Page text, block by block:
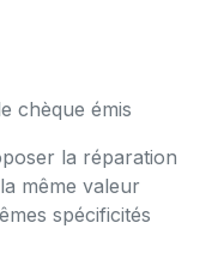
chèque émis
la réparation
même valeur
spécificités